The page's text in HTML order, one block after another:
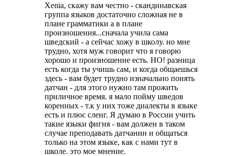
Xenia, скажу вам честно - скандинавская
группа языков достаточно сложная не в
плане грамматики а в плане
произношения...сначала учила сама
шведский - а сейчас хожу в школу. но мне
трудно, хотя муж говорит что я говорю
хорошо и произношение есть. НО! разница
есть когда ты учишь сам, и когда общаешься
здесь - вам будет трудно изначально понять
датчан - для этого нужно там прожить
приличное время. я мало пойму шведов
коренных - т.к у них тоже диалекты в языке
есть и плюс сленг. Я думаю в России учить
такие языки фигня - вам должен в таком
случае преподавать датчанин и общаться
только на этом языке, как с нами тут в
школе. это мое мнение.